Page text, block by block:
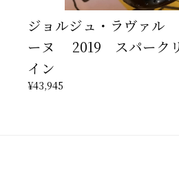
ジョルジュ・ラヴァル
ーヌ 2019 スパーク
イン
¥43,945